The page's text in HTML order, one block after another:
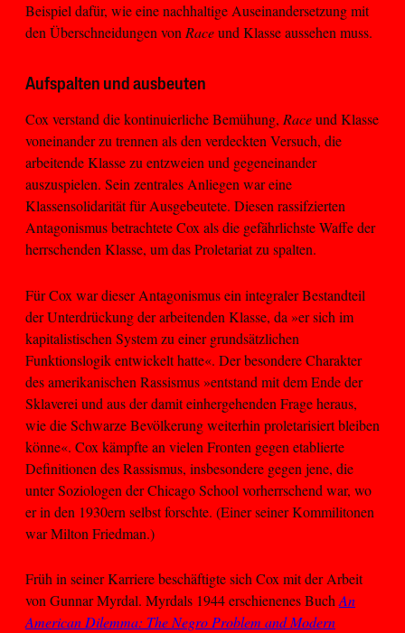
Beispiel dafür, wie eine nachhaltige Auseinandersetzung mit
den Überschneidungen von Raceund Klasse aussehen muss.
Aufspalten und ausbeuten
Cox verstand die kontinuierliche Bemühung, Raceund Klasse
voneinander zu trennen als den verdeckten Versuch, die
arbeitende Klasse zu entzweien und gegeneinander
auszuspielen. Sein zentrales Anliegen war eine
Klassensolidarität für Ausgebeutete. Diesen rassifzierten
Antagonismus betrachtete Cox als die gefährlichste Waffe der
herrschenden Klasse, um das Proletariat zu spalten.
Für Cox war dieser Antagonismus ein integraler Bestandteil
der Unterdrückung der arbeitenden Klasse, da »er sich im
kapitalistischen System zu einer grundsätzlichen
Funktionslogik entwickelt hatte«. Der besondere Charakter
des amerikanischen Rassismus »entstand mit dem Ende der
Sklaverei und aus der damit einhergehenden Frage heraus,
wie die Schwarze Bevölkerung weiterhin proletarisiert bleiben
könne«. Cox kämpfte an vielen Fronten gegen etablierte
Definitionen des Rassismus, insbesondere gegen jene, die
unter Soziologen der Chicago School vorherrschend war, wo
er in den 1930ern selbst forschte. (Einer seiner Kommilitonen
war Milton Friedman.)
Früh in seiner Karriere beschäftigte sich Cox mit der Arbeit
von Gunnar Myrdal. Myrdals 1944 erschienenes Buch An
American Dilemma: The Negro Problem and Modern